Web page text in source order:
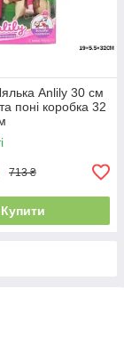
Anlily 30 см
поні коробка 32
713 ₴
Купити